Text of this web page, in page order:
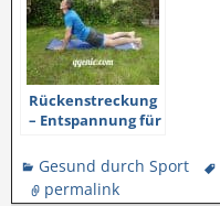
Rückenstreckung
– Entspannung für
Gesund durch Sport
permalink